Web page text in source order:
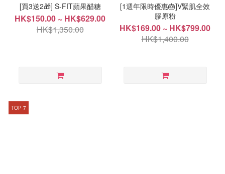
[買3送2🎁] S-FIT蘋果醋糖
HK$150.00 ~ HK$629.00
HK$1,350.00
[1週年限時優惠🎂]V緊肌全效
膠原粉
HK$169.00 ~ HK$799.00
HK$1,400.00
TOP 7